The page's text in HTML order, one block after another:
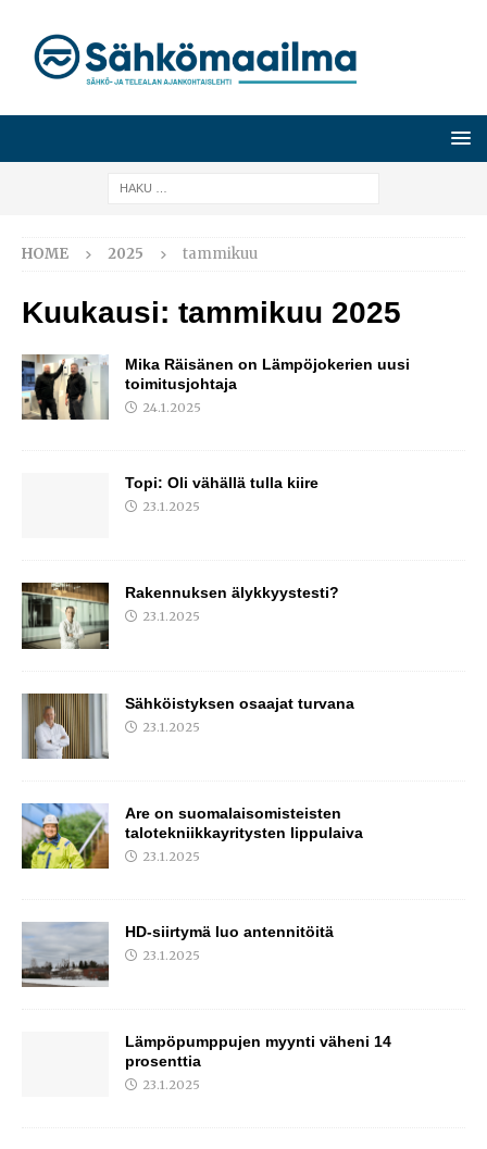
HOME 2025 tammikuu
Kuukausi: tammikuu 2025
Mika Räisänen on Lämpöjokerien uusi
toimitusjohtaja
24.1.2025
Topi: Oli vähällä tulla kiire
23.1.2025
Rakennuksen älykkyystesti?
23.1.2025
Sähköistyksen osaajat turvana
23.1.2025
Are on suomalaisomisteisten
talotekniikkayritysten lippulaiva
23.1.2025
HD-siirtymä luo antennitöitä
23.1.2025
Lämpöpumppujen myynti väheni 14
prosenttia
23.1.2025